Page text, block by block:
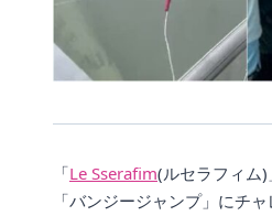
「Le Sserafim(ルセラフィム
「バンジージャンプ」にチ